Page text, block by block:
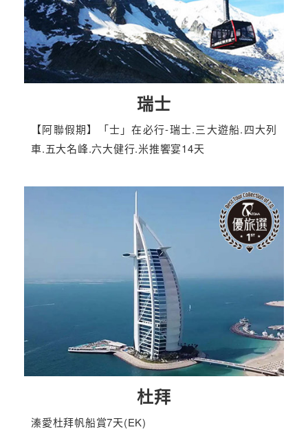
瑞士
【阿聯假期】「士」在必行-瑞士.三大遊船.四大列
車.五大名峰.六大健行.米推饗宴14天
杜拜
溱愛杜拜帆船賞7天(EK)